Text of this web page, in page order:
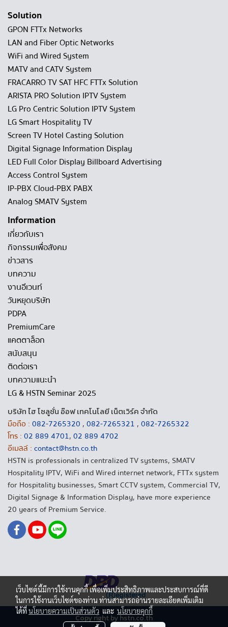
Solution
GPON FTTx Networks
LAN and Fiber Optic Networks
WiFi and Wired System
MATV and CATV System
FRACARRO TV SAT HFC FTTx Solution
ARISTA PRO Solution IPTV System
LG Pro Centric Solution IPTV System
LG Smart Hospitality TV
Screen TV Hotel Casting Solution
Digital Signage Information Display
LED Full Color Display Billboard Advertising
Access Control System
IP-PBX Cloud-PBX PABX
Analog SMATV System
Information
เกี่ยวกับเรา
กิจกรรมเพื่อสังคม
ข่าวสาร
บทความ
งานอีเวนท์
วันหยุดบริษัท
PDPA
PremiumCare
แคตตาล็อก
สนับสนุน
ติดต่อเรา
บทความแนะนำ
LG & HSTN Seminar 2025
บริษัท ไฮ โซลูชั่น อ๊อฟ เทคโนโลยี เน็ตเวิร์ค จำกัด
มือถือ : 082-7265320 , 082-7265321 , 082-7265322
โทร : 02 889 4701, 02 889 4702
อีเมลล์ : contact@hstn.co.th
HSTN is professionals in centralized TV systems, SMATV
Hospitality IPTV, WiFi and Wired internet network, FTTx system
for Hospitality businesses, Smart CCTV system, Commercial TV,
Digital Signage & Information Display, have more experience
20 years of Premium Service.
Copy right by hstn.co.th
เว็บไซต์นี้มีการใช้งานคุกกี้ เพื่อเพิ่มประสิทธิภาพและประสบการณ์ที่ดี
ในการใช้งานเว็บไซต์ของท่าน ท่านสามารถอ่านรายละเอียดเพิ่มเติม
ได้ที่นโยบายความเป็นส่วนตัว และ นโยบายคุกกี้